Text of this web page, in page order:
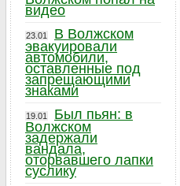
видео
23.01
В Волжском
эвакуировали
автомобили,
оставленные под
запрещающими
знаками
19.01
Был пьян: в
Волжском
задержали
вандала,
оторвавшего лапки
суслику